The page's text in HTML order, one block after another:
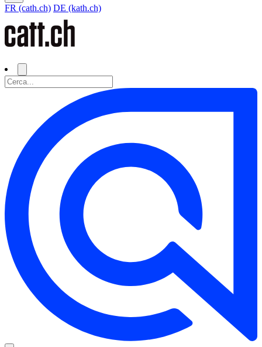
FR (cath.ch) DE (kath.ch)